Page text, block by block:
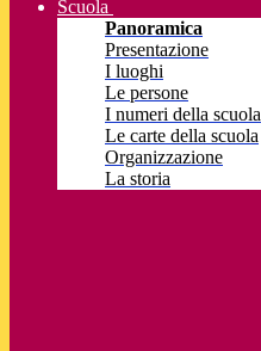
Scuola
Panoramica
Presentazione
I luoghi
Le persone
I numeri della scuola
Le carte della scuola
Organizzazione
La storia